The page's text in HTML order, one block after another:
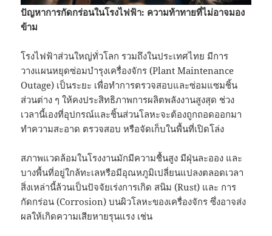
ปัญหาการกัดกร่อนในโรงไฟฟ้า: ความท้าทายที่ไม่อาจมอง
ข้าม
โรงไฟฟ้าส่วนใหญ่ทั่วโลก รวมถึงในประเทศไทย มีการ
วางแผนหยุดซ่อมบำรุงเครื่องจักร (Plant Maintenance
Outage) เป็นระยะ เพื่อทำการตรวจสอบและซ่อมแซมชิ้น
ส่วนต่าง ๆ ให้คงประสิทธิภาพการผลิตพลังงานสูงสุด ช่วง
เวลานี้เองที่อุปกรณ์และชิ้นส่วนโลหะจะต้องถูกถอดออกมา
ทำความสะอาด ตรวจสอบ หรือจัดเก็บในพื้นที่เปิดโล่ง
สภาพแวดล้อมในโรงงานมักมีความชื้นสูง มีฝุ่นละออง และ
บางพื้นที่อยู่ใกล้ทะเลหรือมีอุณหภูมิเปลี่ยนแปลงตลอดเวลา
สิ่งเหล่านี้ล้วนเป็นปัจจัยเร่งการเกิด สนิม (Rust) และ การ
กัดกร่อน (Corrosion) บนผิวโลหะของเครื่องจักร ซึ่งอาจส่ง
ผลให้เกิดความเสียหายรุนแรง เช่น